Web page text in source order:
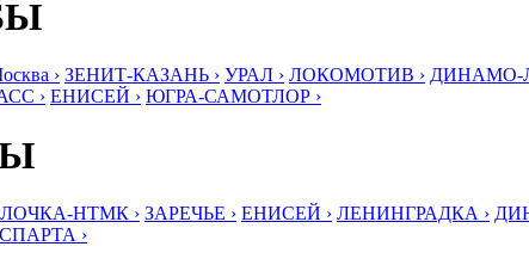
› ЗЕНИТ-КАЗАНЬ › УРАЛ › ЛОКОМОТИВ › ДИНАМО-
› ЕНИСЕЙ › ЮГРА-САМОТЛОР ›
НТМК › ЗАРЕЧЬЕ › ЕНИСЕЙ › ЛЕНИНГРАДКА ›
СПАРТА ›